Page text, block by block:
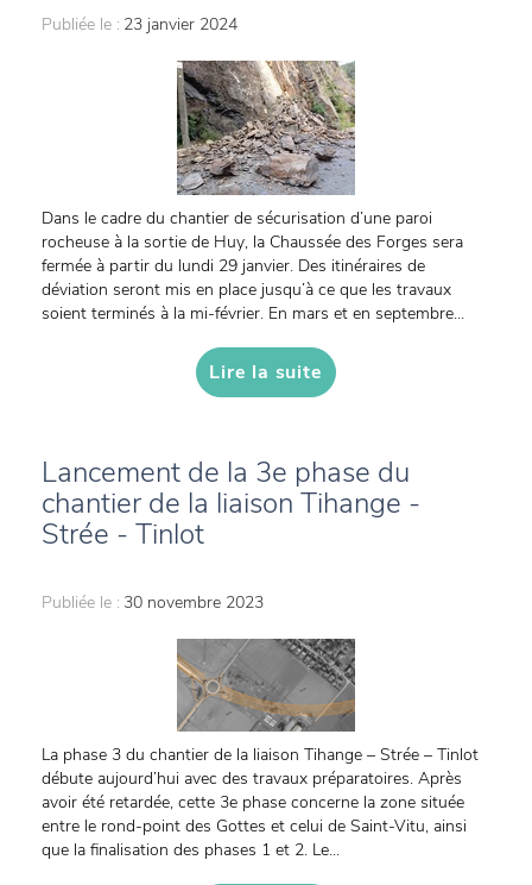
Publiée le : 23 janvier 2024
Dans le cadre du chantier de sécurisation d’une paroi
rocheuse à la sortie de Huy, la Chaussée des Forges sera
fermée à partir du lundi 29 janvier. Des itinéraires de
déviation seront mis en place jusqu’à ce que les travaux
soient terminés à la mi-février. En mars et en septembre...
Lire la suite
Lancement de la 3e phase du
chantier de la liaison Tihange -
Strée - Tinlot
Publiée le : 30 novembre 2023
La phase 3 du chantier de la liaison Tihange – Strée – Tinlot
débute aujourd’hui avec des travaux préparatoires. Après
avoir été retardée, cette 3e phase concerne la zone située
entre le rond-point des Gottes et celui de Saint-Vitu, ainsi
que la finalisation des phases 1 et 2. Le...